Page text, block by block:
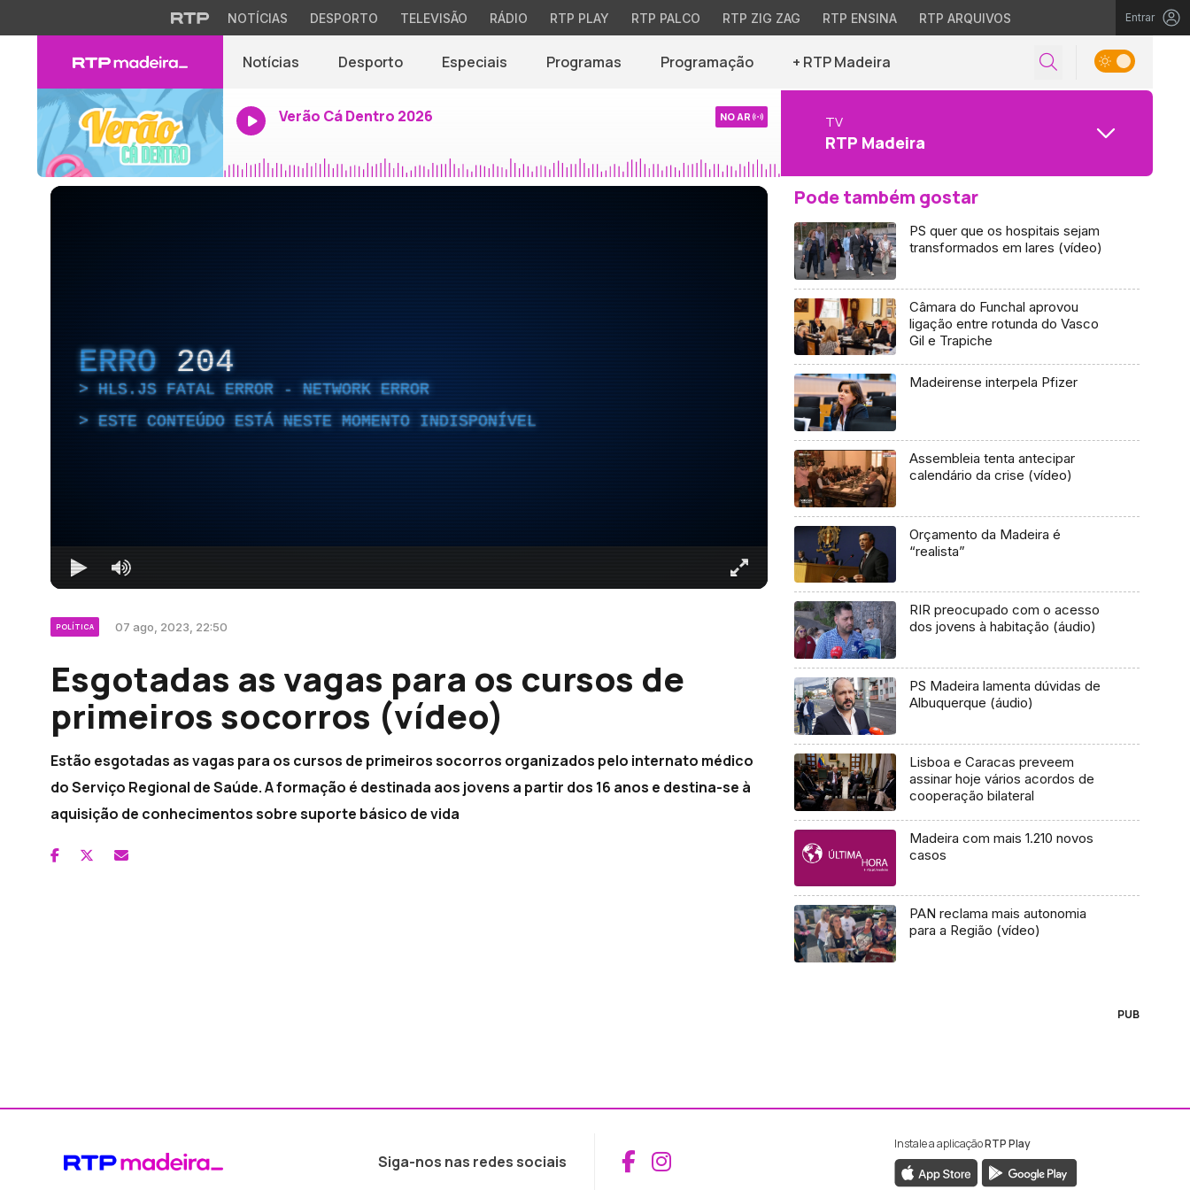
NOTÍCIAS DESPORTO TELEVISÃO RÁDIO RTP PLAY RTP PALCO RTP ZIG ZAG RTP ENSINA RTP ARQUIVOS Entrar
Notícias Desporto Especiais Programas Programação + RTP Madeira
Verão Cá Dentro 2026 NO AR TV
RTP Madeira
ERRO 204
HLS.JS FATAL ERROR - NETWORK ERROR
ESTE CONTEÚDO ESTÁ NESTE MOMENTO INDISPONÍVEL
POLÍTICA 07 ago, 2023, 22:50
Esgotadas as vagas para os cursos de
primeiros socorros (vídeo)
Estão esgotadas as vagas para os cursos de primeiros socorros organizados pelo internato médico
do Serviço Regional de Saúde. A formação é destinada aos jovens a partir dos 16 anos e destina-se à
aquisição de conhecimentos sobre suporte básico de vida
Pode também gostar
PS quer que os hospitais sejam
transformados em lares (vídeo)
Câmara do Funchal aprovou
ligação entre rotunda do Vasco
Gil e Trapiche
Madeirense interpela Pfizer
Assembleia tenta antecipar
calendário da crise (vídeo)
Orçamento da Madeira é
“realista”
RIR preocupado com o acesso
dos jovens à habitação (áudio)
PS Madeira lamenta dúvidas de
Albuquerque (áudio)
Lisboa e Caracas preveem
assinar hoje vários acordos de
cooperação bilateral
Madeira com mais 1.210 novos
casos
PAN reclama mais autonomia
para a Região (vídeo)
PUB
Siga-nos nas redes sociais Aceder ao Facebook da RTP Madeira
Aceder ao Instagram da RTP Madeira
Instale a aplicaçãoRTP Play